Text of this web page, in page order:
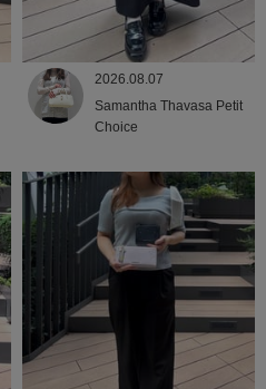
2026.08.07
Samantha Thavasa Petit
Choice